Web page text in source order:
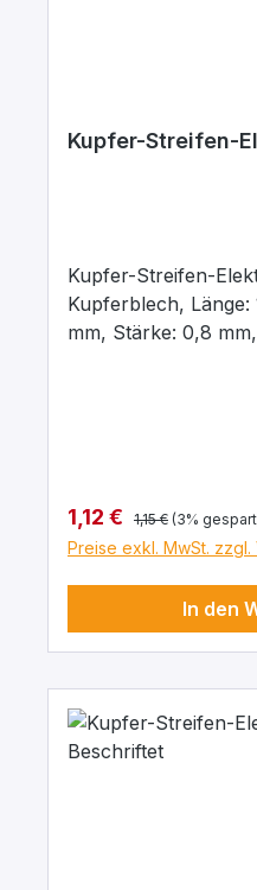
Kupfer-Streifen-
Kupfer-Streifen-
Kupferblech, Länge:
mm, Stärke: 0,8
Verkaufspreis:
1,12 € Regulärer Preis:
1,15 € (3%
Preise exkl. MwSt.
In den